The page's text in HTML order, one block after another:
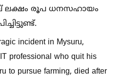
ലക്ഷം രൂപ ധനസഹായം
incident in Mysuru,
professional who quit his
to pursue farming, died after